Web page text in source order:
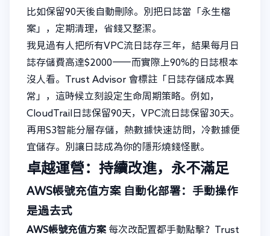
比如保留90天後自動刪除。別把日誌當「永生檔
案」，定期清理，省錢又整潔。
我見過有人把所有VPC流日誌存三年，結果每月日
誌存儲費高達$2000——而實際上90%的日誌根本
沒人看。Trust Advisor 會標註「日誌存儲成本異
常」，這時候立刻設定生命周期策略。例如，
CloudTrail日誌保留90天，VPC流日誌保留30天。
再用S3智能分層存儲，熱數據快速訪問，冷數據便
宜儲存。別讓日誌成為你的隱形燒錢怪獸。
卓越運營：持續改進，永不滿足
AWS帳號充值方案 自動化部署：手動操作
是過去式
AWS帳號充值方案 每次改配置都手動點擊？Trust